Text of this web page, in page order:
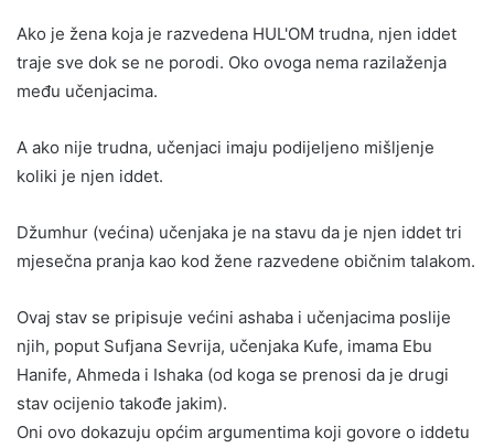
Ako je žena koja je razvedena HUL'OM trudna, njen iddet
traje sve dok se ne porodi. Oko ovoga nema razilaženja
među učenjacima.
A ako nije trudna, učenjaci imaju podijeljeno mišljenje
koliki je njen iddet.
Džumhur (većina) učenjaka je na stavu da je njen iddet tri
mjesečna pranja kao kod žene razvedene običnim talakom.
Ovaj stav se pripisuje većini ashaba i učenjacima poslije
njih, poput Sufjana Sevrija, učenjaka Kufe, imama Ebu
Hanife, Ahmeda i Ishaka (od koga se prenosi da je drugi
stav ocijenio takođe jakim).
Oni ovo dokazuju općim argumentima koji govore o iddetu